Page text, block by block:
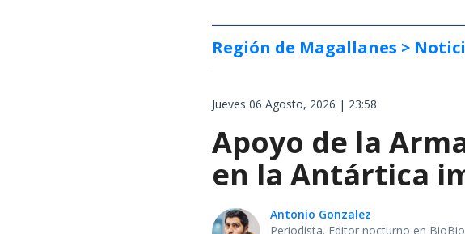
Región de Magallanes >
Jueves 06 Agosto, 2026 | 23:58
Apoyo de la
en la Antártica
Antonio Gonzalez
Periodista. Editor nocturno en